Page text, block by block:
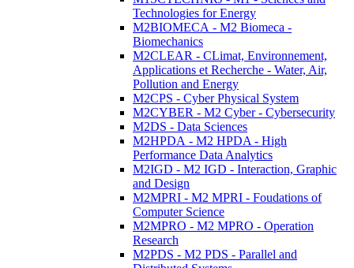
Technologies for Energy
M2BIOMECA - M2 Biomeca -
Biomechanics
M2CLEAR - CLimat, Environnement,
Applications et Recherche - Water, Air,
Pollution and Energy
M2CPS - Cyber Physical System
M2CYBER - M2 Cyber - Cybersecurity
M2DS - Data Sciences
M2HPDA - M2 HPDA - High
Performance Data Analytics
M2IGD - M2 IGD - Interaction, Graphic
and Design
M2MPRI - M2 MPRI - Foudations of
Computer Science
M2MPRO - M2 MPRO - Operation
Research
M2PDS - M2 PDS - Parallel and